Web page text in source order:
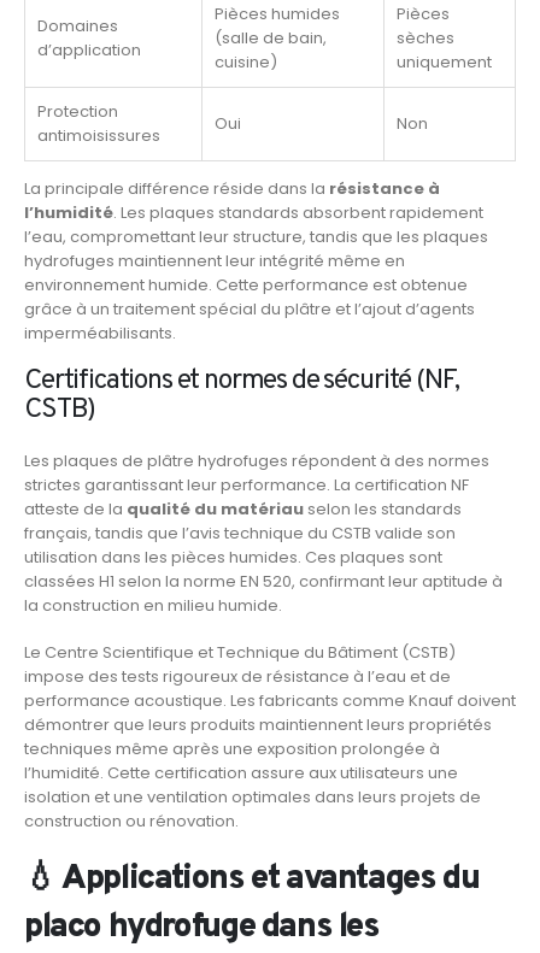
Domaines
d’application
Pièces humides
(salle de bain,
cuisine)
Pièces
sèches
uniquement
Protection
antimoisissures
Oui Non
La principale différence réside dans la résistance à
l’humidité. Les plaques standards absorbent rapidement
l’eau, compromettant leur structure, tandis que les plaques
hydrofuges maintiennent leur intégrité même en
environnement humide. Cette performance est obtenue
grâce à un traitement spécial du plâtre et l’ajout d’agents
imperméabilisants.
Certifications et normes de sécurité (NF,
CSTB)
Les plaques de plâtre hydrofuges répondent à des normes
strictes garantissant leur performance. La certification NF
atteste de la qualité du matériau selon les standards
français, tandis que l’avis technique du CSTB valide son
utilisation dans les pièces humides. Ces plaques sont
classées H1 selon la norme EN 520, confirmant leur aptitude à
la construction en milieu humide.
Le Centre Scientifique et Technique du Bâtiment (CSTB)
impose des tests rigoureux de résistance à l’eau et de
performance acoustique. Les fabricants comme Knauf doivent
démontrer que leurs produits maintiennent leurs propriétés
techniques même après une exposition prolongée à
l’humidité. Cette certification assure aux utilisateurs une
isolation et une ventilation optimales dans leurs projets de
construction ou rénovation.
💧 Applications et avantages du
placo hydrofuge dans les